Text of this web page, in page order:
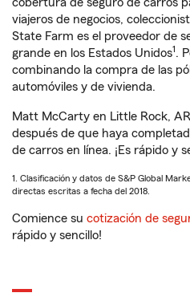
viajeros de negocios,
State Farm es el proveedor de
grande en los Estados Unidos1.
combinando la compra de las
automóviles y de vivienda.
Matt McCarty en Little Rock,
después de que haya
de carros en línea. ¡Es rápido y
1. Clasificación y datos de S&P Global
directas escritas a fecha del 2018.
Comience su cotización de
rápido y sencillo!